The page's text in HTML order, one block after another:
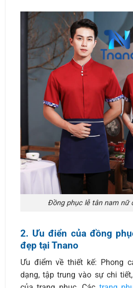
Đồng phục lễ tân nam nữ
2. Ưu điển của đồng
đẹp tại Tnano
Ưu điểm về thiết kế: Phong
dạng, tập trung vào sự chi